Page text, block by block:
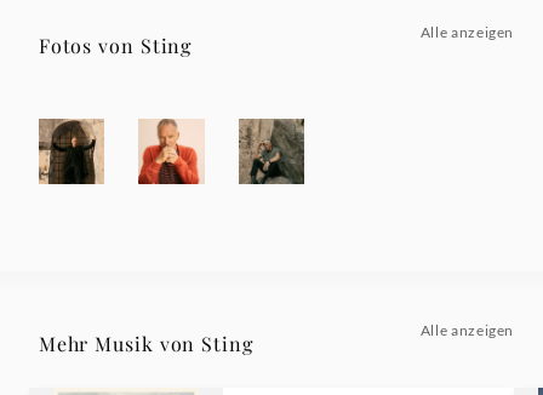
Fotos von Sting
Alle anzeigen
Mehr Musik von Sting
Alle anzeigen